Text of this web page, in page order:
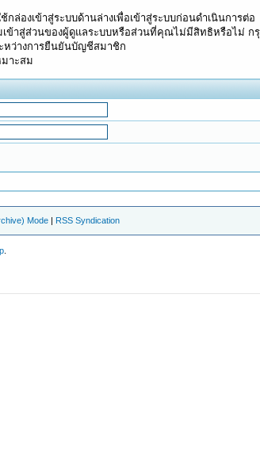
ล่องเข้าสู่ระบบด้านล่างเพื่อเข้าสู่ระบบก่อนดำเนินการต่อ
าสู่ส่วนของผู้ดูแลระบบหรือส่วนที่คุณไม่มีสิทธิหรือไม่ กรุ
หว่างการยืนยันบัญชีสมาชิก
าะสม
Mode | RSS Syndication